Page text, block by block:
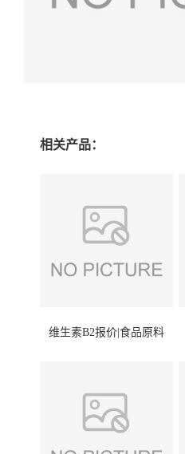
相关产品：
维生素B2报价|食品原料